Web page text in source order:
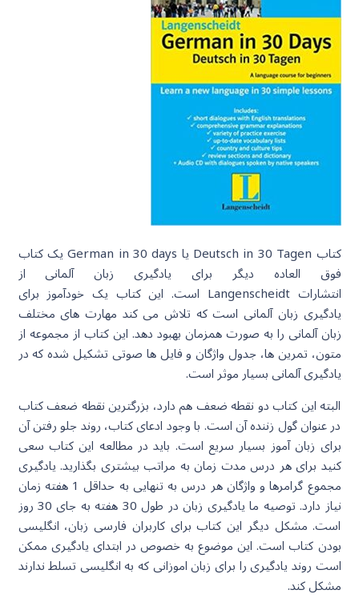
کتاب Deutsch in 30 Tagen یا German in 30 days یک کتاب
فوق العاده دیگر برای یادگیری زبان آلمانی از
انتشارات Langenscheidt است. این کتاب یک خودآموز برای
یادگیری زبان آلمانی است که تلاش می کند مهارت های مختلف
زبان آلمانی را به صورت همزمان بهبود دهد. این کتاب از مجموعه از
متون، تمرین ها، جدول واژگان و فایل ها صوتی تشکیل شده که در
یادگیری آلمانی بسیار موثر است.
البته این کتاب دو نقطه ضعف هم دارد، بزرگترین نقطه ضعف کتاب
در عنوان گول زننده آن است. با وجود ادعای کتاب، روند جلو رفتن آن
برای زبان آموز بسیار سریع است. باید در مطالعه این کتاب سعی
کنید برای هر درس مدت زمان به مراتب بیشتری بگذارید. یادگیری
مجموع گرامرها و واژگان هر درس به تنهایی به حداقل 1 هفته زمان
نیاز دارد. توصیه ما یادگیری زبان در طول 30 هفته به جای 30 روز
است. مشکل دیگر این کتاب برای کاربران فارسی زبان، انگلیسی
بودن کتاب است. این موضوع به خصوص در ابتدای یادگیری ممکن
است روند یادگیری را برای زبان اموزانی که به انگلیسی تسلط ندارند
مشکل کند.